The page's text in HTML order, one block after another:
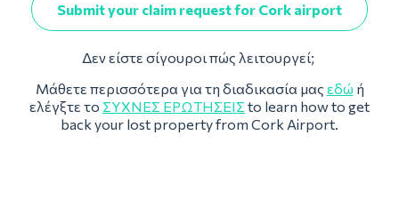
Submit your claim request for Cork airport
Δεν είστε σίγουροι πώς λειτουργεί;
Μάθετε περισσότερα για τη διαδικασία μας εδώ ή
ελέγξτε το ΣΥΧΝΈΣ ΕΡΩΤΉΣΕΙΣ to learn how to get
back your lost property from Cork Airport.